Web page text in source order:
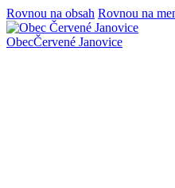
Rovnou na obsah Rovnou na
ObecČervené Janovice